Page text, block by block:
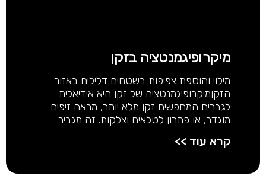
מיקרופיגמנטציה בזקן
מילוי והוספת צפיפות בשטחים דלילים באזור
הזקןמיקרופיגמנטציה של זקן היא אידיאלית
לגברים המחפשים זקן מלא יותר, מראה זיפים
מוגדר, או פתרון לטלאים וצלקות. זה מגביר
קרא עוד >>